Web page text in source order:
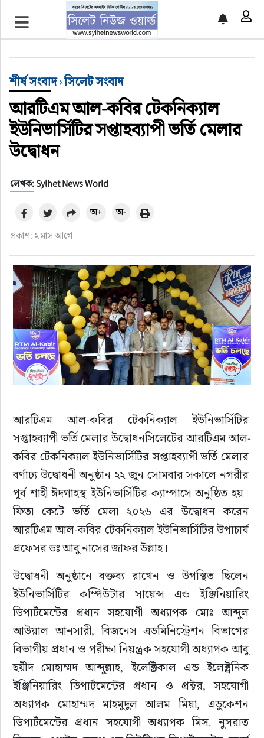
প্রচ্ছদ
সিলেট সংবাদ
জাতীয়
গণমাধ্যম
সারাদেশ
রাজনীতি
এক্সক্লুসিভ
তথ্য ও প্রযুক্তি
প্রেস বিজ্ঞপ্তি
ফিচার
খেলাধুলা
বিনোদন
সাক্ষাৎকার
সাহিত্য
শীর্ষ সংবাদ›সিলেট সংবাদ
আরটিএম আল-কবির টেকনিক্যাল
ইউনিভার্সিটির সপ্তাহব্যাপী ভর্তি মেলার
উদ্বোধন
লেখক: Sylhet News World
প্রকাশ: ২ মাস আগে
অ+ অ-
আরটিএম আল-কবির টেকনিক্যাল ইউনিভার্সিটির
সপ্তাহব্যাপী ভর্তি মেলার উদ্বোধনসিলেটের আরটিএম আল-
কবির টেকনিক্যাল ইউনিভার্সিটির সপ্তাহব্যাপী ভর্তি মেলার
বর্ণাঢ্য উদ্বোধনী অনুষ্ঠান ২২ জুন সোমবার সকালে নগরীর
পূর্ব শাহী ঈদগাহস্থ ইউনিভার্সিটির ক্যাম্পাসে অনুষ্ঠিত হয়।
ফিতা কেটে ভর্তি মেলা ২০২৬ এর উদ্বোধন করেন
আরটিএম আল-কবির টেকনিক্যাল ইউনিভার্সিটির উপাচার্য
প্রফেসর ডঃ আবু নাসের জাফর উল্লাহ।
উদ্বোধনী অনুষ্ঠানে বক্তব্য রাখেন ও উপস্থিত ছিলেন
ইউনিভার্সিটির কম্পিউটার সায়েন্স এন্ড ইঞ্জিনিয়ারিং
ডিপার্টমেন্টের প্রধান সহযোগী অধ্যাপক মোঃ আব্দুল
আউয়াল আনসারী, বিজনেস এডমিনিস্ট্রেশন বিভাগের
বিভাগীয় প্রধান ও পরীক্ষা নিয়ন্ত্রক সহযোগী অধ্যাপক আবু
ছয়ীদ মোহাম্মদ আব্দুল্লাহ, ইলেক্ট্রিকাল এন্ড ইলেক্ট্রনিক
ইঞ্জিনিয়ারিং ডিপার্টমেন্টের প্রধান ও প্রক্টর, সহযোগী
অধ্যাপক মোহাম্মদ মাহমুদুল আলম মিয়া, এডুকেশন
ডিপার্টমেন্টের প্রধান সহযোগী অধ্যাপক মিস. নুসরাত